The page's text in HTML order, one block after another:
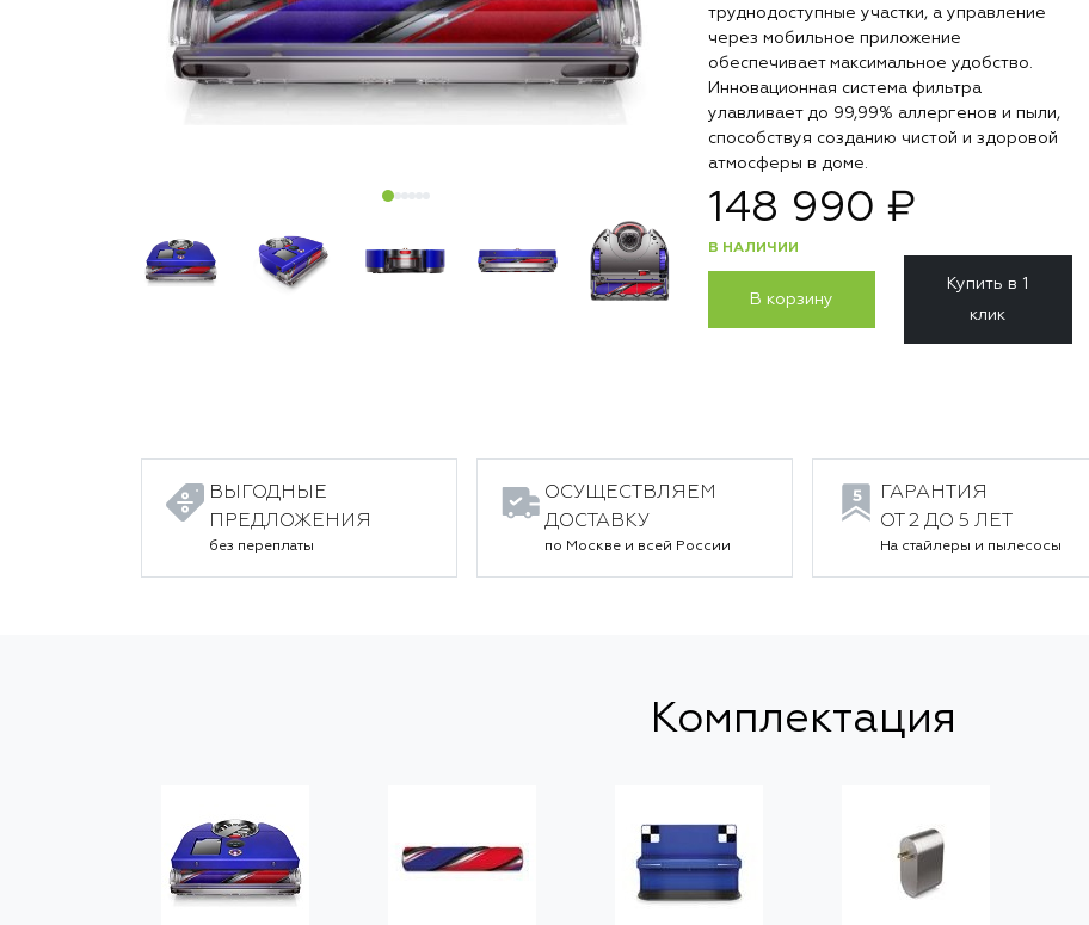
труднодоступные участки, а управление
через мобильное приложение
обеспечивает максимальное удобство.
Инновационная система фильтра
улавливает до 99,99% аллергенов и пыли,
способствуя созданию чистой и здоровой
атмосферы в доме.
148 990 ₽
В НАЛИЧИИ
В корзину
Купить в 1
клик
ВЫГОДНЫЕ
ПРЕДЛОЖЕНИЯ
без переплаты
ОСУЩЕСТВЛЯЕМ
ДОСТАВКУ
по Москве и всей России
ГАРАНТИЯ
ОТ 2 ДО 5 ЛЕТ
На стайлеры и пылесосы
Комплектация